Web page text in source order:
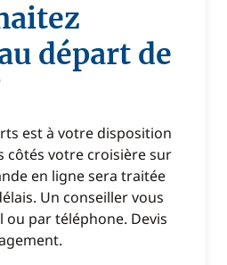
départ de
est à votre disposition
côtés votre croisière sur
en ligne sera traitée
Un conseiller vous
par téléphone. Devis